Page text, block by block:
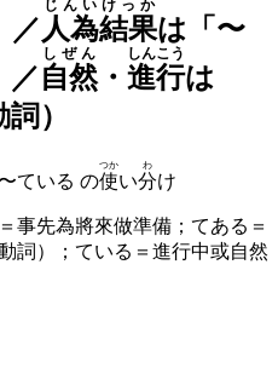
／ 人為結果
じんいけっか
は「 〜
／自然
しぜん
・ 進行
しんこう
は
）
ている の使
つか
い分
わ
け
事先為將來做準備；てある＝
詞）；ている＝進行中或自然